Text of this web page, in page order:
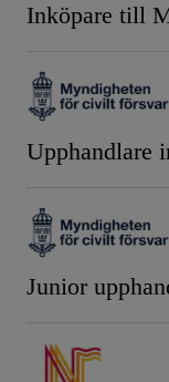
Inköpare till
Upphandlare
Junior